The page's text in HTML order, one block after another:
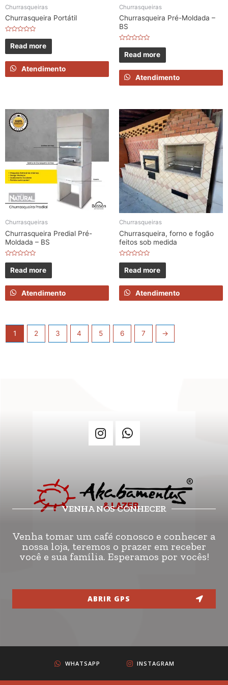
Churrasqueiras
Churrasqueira Portátil
Rated
out
of
5
Read more
Atendimento
Churrasqueiras
Churrasqueira Pré-Moldada –
BS
Rated
out
of
5
Read more
Atendimento
Churrasqueiras
Churrasqueira Predial Pré-
Moldada – BS
Rated
out
of
5
Read more
Atendimento
Churrasqueiras
Churrasqueira, forno e fogão
feitos sob medida
Rated
out
of
5
Read more
Atendimento
1 2 3 4 5 6 7 →
VENHA NOS CONHECER
Venha tomar um café conosco e conhecer a
nossa loja, teremos o prazer em receber
você e sua família. Esperamos por vocês!
ABRIR GPS
WHATSAPP INSTAGRAM